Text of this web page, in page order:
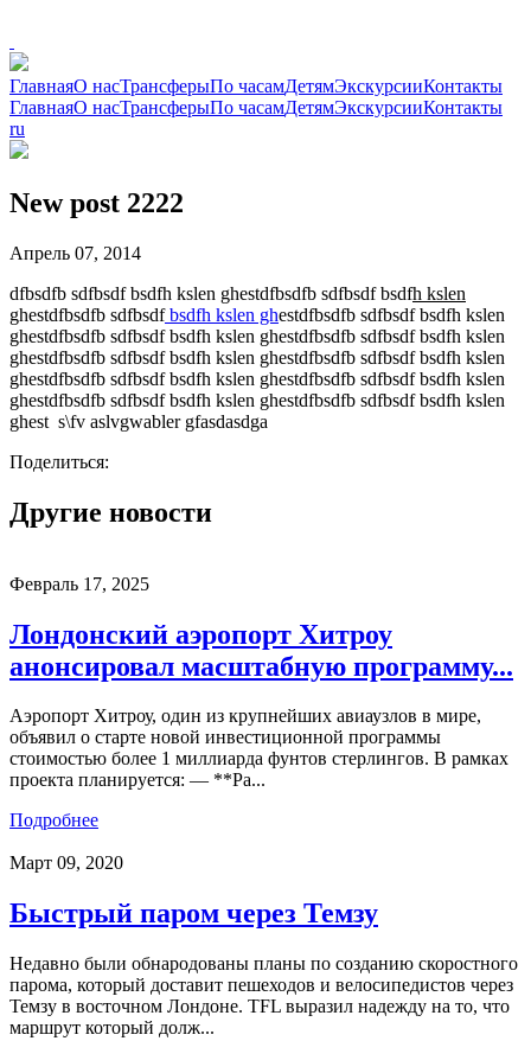
ГлавнаяО насТрансферыПо часамДетямЭкскурсииКонтакты
ГлавнаяО насТрансферыПо часамДетямЭкскурсииКонтакты
ru
New post 2222
Апрель 07, 2014
dfbsdfb sdfbsdf bsdfh kslen ghestdfbsdfb sdfbsdf bsdfh kslen
ghestdfbsdfb sdfbsdfbsdfh kslen ghestdfbsdfb sdfbsdf bsdfh kslen
ghestdfbsdfb sdfbsdf bsdfh kslen ghestdfbsdfb sdfbsdf bsdfh kslen
ghestdfbsdfb sdfbsdf bsdfh kslen ghestdfbsdfb sdfbsdf bsdfh kslen
ghestdfbsdfb sdfbsdf bsdfh kslen ghestdfbsdfb sdfbsdf bsdfh kslen
ghestdfbsdfb sdfbsdf bsdfh kslen ghestdfbsdfb sdfbsdf bsdfh kslen
ghest s\fv aslvgwabler gfasdasdga
Поделиться:
Другие новости
Февраль 17, 2025
Лондонский аэропорт Хитроу
анонсировал масштабную программу...
Аэропорт Хитроу, один из крупнейших авиаузлов в мире,
объявил о старте новой инвестиционной программы
стоимостью более 1 миллиарда фунтов стерлингов. В рамках
проекта планируется: — **Ра...
Подробнее
Март 09, 2020
Быстрый паром через Темзу
Недавно были обнародованы планы по созданию скоростного
парома, который доставит пешеходов и велосипедистов через
Темзу в восточном Лондоне. TFL выразил надежду на то, что
маршрут который долж...